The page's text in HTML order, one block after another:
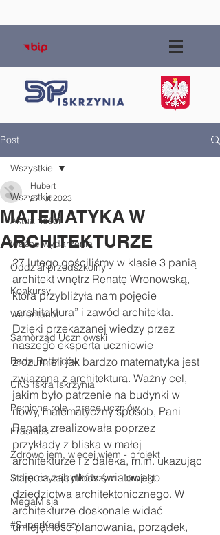
Post
Wszystkie
Aktualności
Ważne wydarzenia
Oddział przedszkolny
Konkursy
Wolontariat
Samorząd Uczniowski
Rada Rodziców
UKS Iskra Iskrzynia
Pełnione role i prace uczniów
Erasmus+
Zdrowo jem, więcej wiem - projekt
Starsi czytają młodszym - projekt
MegaMisja
#SuperKoderzy
Wszystkie
MATEMATYKA W
ARCHITEKTURZE
Hubert
27 lut 2023
27 lutego gościliśmy w klasie 3 panią
architekt wnętrz Renatę Wronowską,
która przybliżyła nam pojęcie
„architektura” i zawód architekta.
Dzięki przekazanej wiedzy przez
naszego eksperta uczniowie
zrozumieli jak bardzo matematyka jest
związana z architekturą. Ważny cel,
jakim było patrzenie na budynki w
nowy, matematyczny sposób, Pani
Renata zrealizowała poprzez
przykłady z bliska w małej
architekturze i z daleka, m.in. ukazując
zdjęcia zabytków światowego
dziedzictwa architektonicznego. W
architekturze doskonale widać
umiejętność planowania, porządek,